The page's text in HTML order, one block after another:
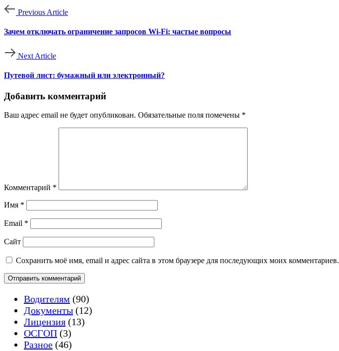
Previous Article
Зачем отключать ограничение запросов Wi-Fi: частые вопросы
Next Article
Путевой лист: бумажный или электронный?
Добавить комментарий
Ваш адрес email не будет опубликован. Обязательные поля помечены *
Комментарий *
Имя *
Email *
Сайт
Сохранить моё имя, email и адрес сайта в этом браузере для последующих моих комментариев.
Водителям (90)
Документы (12)
Лицензия (13)
ОСГОП (3)
Разное (46)